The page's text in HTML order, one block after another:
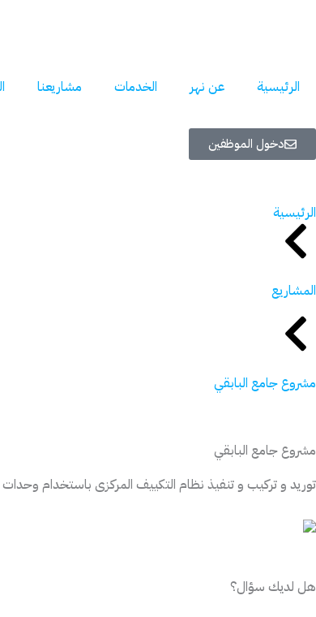
الرئيسية
عن نهر الخدمات مشاريعنا
دخول الموظفين
الرئيسية
المشاريع
مشروع جامع البابقي
مشروع جامع البابقي
توريد و تركيب و تنفيذ نظام التكييف المركزى باستخدام
هل لديك سؤال؟